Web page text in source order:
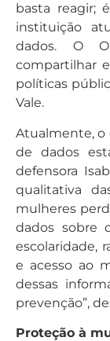
basta reagir;
instituição
dados. O
compartilhar
políticas
Vale.
Atualmente,
de dados
defensora
qualitativa
mulheres
dados sobre
escolaridade,
e acesso ao
dessas
prevenção”,
Proteção à